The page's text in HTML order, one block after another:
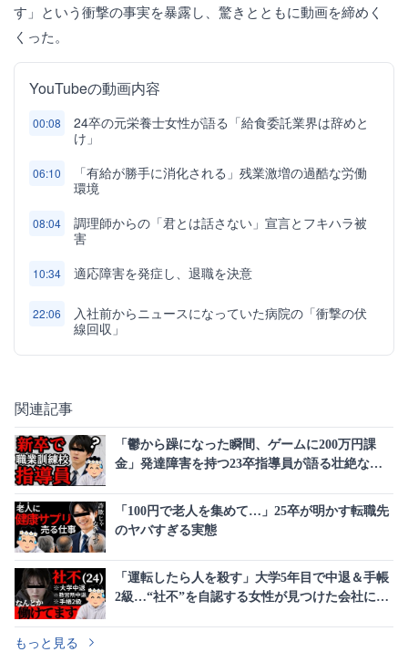
す」という衝撃の事実を暴露し、驚きとともに動画を締めく
くった。
YouTubeの動画内容
00:08
24卒の元栄養士女性が語る「給食委託業界は辞めと
け」
06:10
「有給が勝手に消化される」残業激増の過酷な労働
環境
08:04
調理師からの「君とは話さない」宣言とフキハラ被
害
10:34 適応障害を発症し、退職を決意
22:06
入社前からニュースになっていた病院の「衝撃の伏
線回収」
関連記事
「鬱から躁になった瞬間、ゲームに200万円課
金」発達障害を持つ23卒指導員が語る壮絶な休
「100円で老人を集めて…」25卒が明かす転職先
のヤバすぎる実態
「運転したら人を殺す」大学5年目で中退＆手帳
2級…“社不”を自認する女性が見つけた会社に属
もっと見る